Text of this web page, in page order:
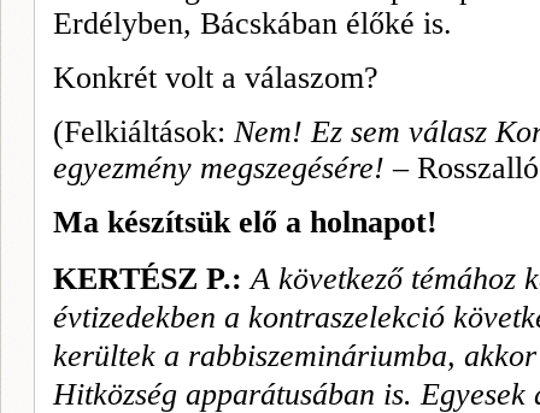
Erdélyben, Bácskában élőké is.
Konkrét volt a válaszom?
(Felkiáltások: Nem! Ez sem válasz
egyezmény megszegésére! –
Ma készítsük elő a holnapot!
KERTÉSZ P.: A következő témához
évtizedekben a kontraszelekció
kerültek a rabbiszemináriumba,
Hitközség apparátusában is.